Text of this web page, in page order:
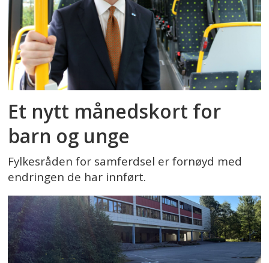
Et nytt månedskort for
barn og unge
Fylkesråden for samferdsel er fornøyd med
endringen de har innført.